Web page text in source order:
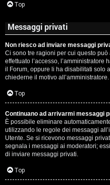
Top
Messaggi privati
Non riesco ad inviare messaggi
Ci sono tre ragioni per cui questo
effettuato l’accesso,
il Forum, oppure li ha disabilitati solo
chiederne il motivo all’amministratore.
Top
Continuano ad arrivarmi messaggi
È possibile eliminare
utilizzando le regole dei messaggi
Utente. Se si ricevono messaggi
segnala i messaggi ai moderatori;
di inviare messaggi privati​​.
Top